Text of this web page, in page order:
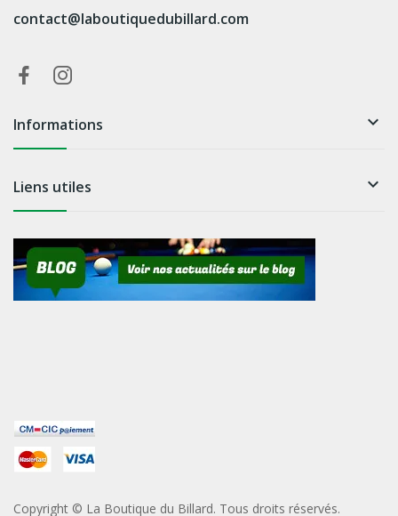
contact@laboutiquedubillard.com
Informations 
Liens utiles 
Copyright © La Boutique du Billard. Tous droits réservés.